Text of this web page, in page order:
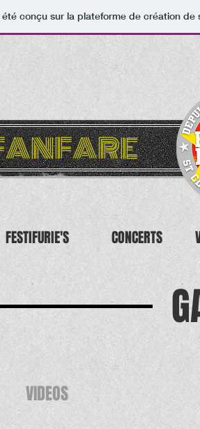
été conçu sur la plateforme de création
FESTIFURIE'S CONCERTS
VIDEOS